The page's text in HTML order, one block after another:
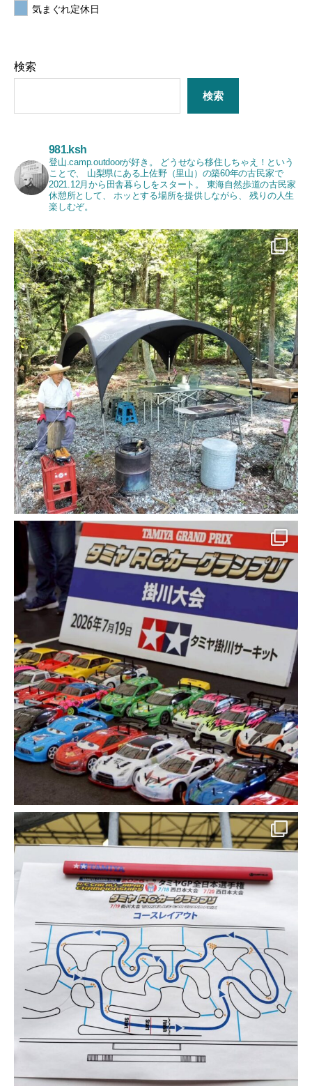
気まぐれ定休日
検索
検索
981.ksh
登山.camp.outdoorが好き。
どうせなら移住しちゃえ！という
ことで、
山梨県にある上佐野（里山）の築60年の古民家で
2021.12月から田舎暮らしをスタート。
東海自然歩道の古民家
休憩所として、
ホッとする場所を提供しながら、
残りの人生
楽しむぞ。